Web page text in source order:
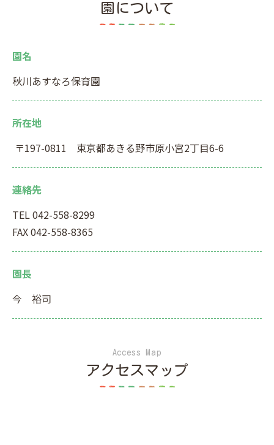
園について
園名
秋川あすなろ保育園
所在地
〒197-0811 東京都あきる野市原小宮2丁目6-6
連絡先
TEL 042-558-8299
FAX 042-558-8365
園長
今 裕司
Access Map
アクセスマップ